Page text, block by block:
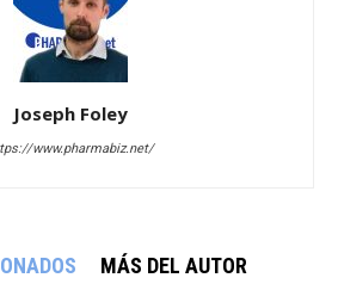
Joseph Foley
www.pharmabiz.net/
MÁS DEL AUTOR